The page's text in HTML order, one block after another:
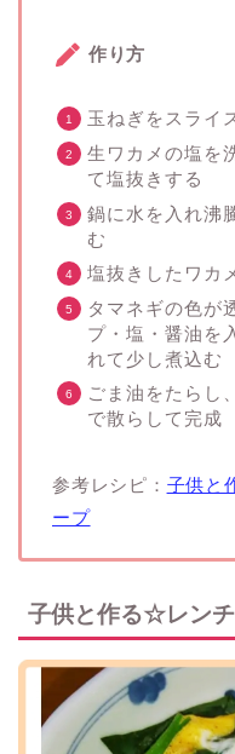
作り方
玉ねぎをスライ
生ワカメの塩を
て塩抜きする
鍋に水を入れ沸
む
塩抜きしたワカ
タマネギの色が
プ・塩・醤油を
れて少し煮込む
ごま油をたらし
で散らして完成
参考レシピ： 子供と
ープ
子供と作る☆レン